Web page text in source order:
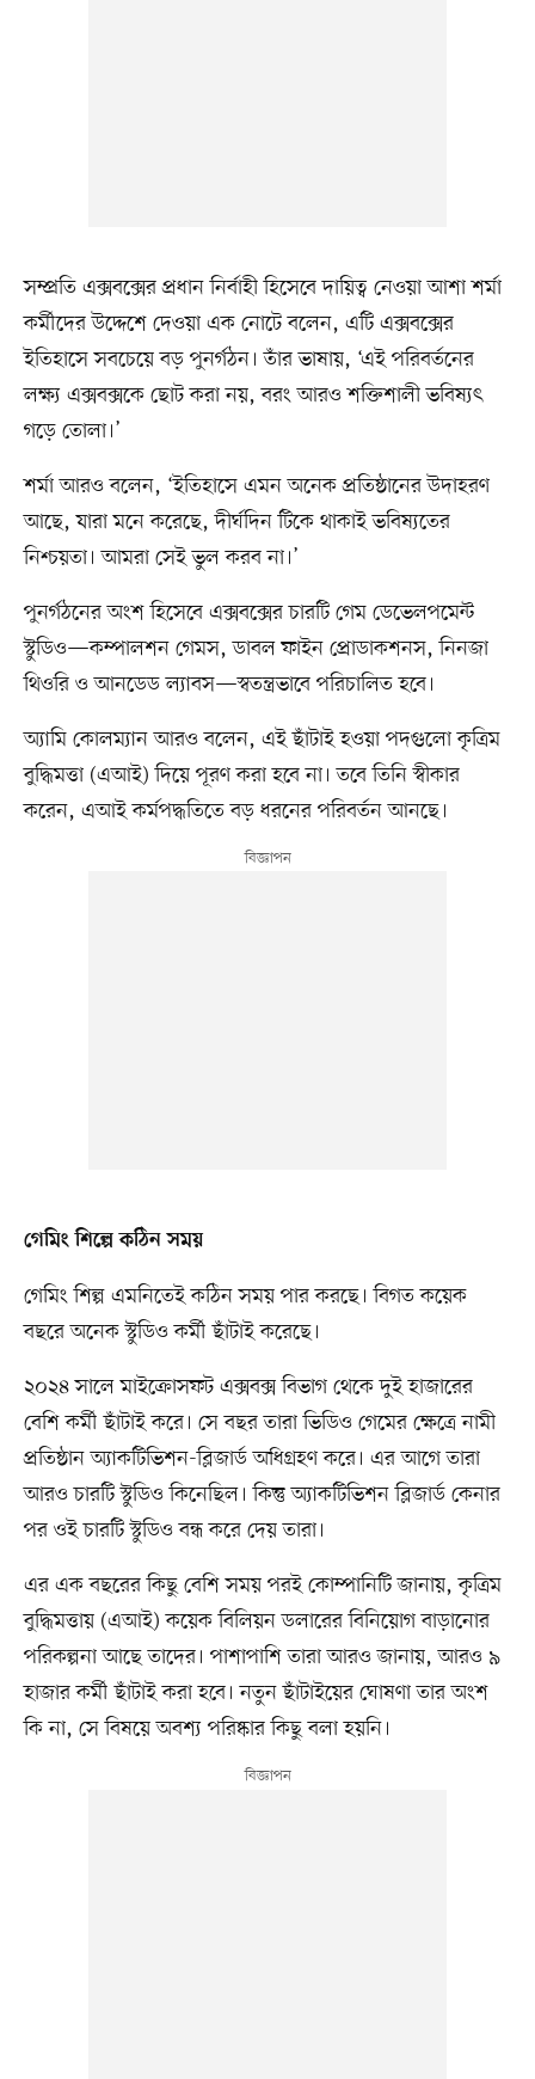
সম্প্রতি এক্সবক্সের প্রধান নির্বাহী হিসেবে দায়িত্ব নেওয়া আশা শর্মা
কর্মীদের উদ্দেশে দেওয়া এক নোটে বলেন, এটি এক্সবক্সের
ইতিহাসে সবচেয়ে বড় পুনর্গঠন। তাঁর ভাষায়, ‘এই পরিবর্তনের
লক্ষ্য এক্সবক্সকে ছোট করা নয়, বরং আরও শক্তিশালী ভবিষ্যৎ
গড়ে তোলা।’
শর্মা আরও বলেন, ‘ইতিহাসে এমন অনেক প্রতিষ্ঠানের উদাহরণ
আছে, যারা মনে করেছে, দীর্ঘদিন টিকে থাকাই ভবিষ্যতের
নিশ্চয়তা। আমরা সেই ভুল করব না।’
পুনর্গঠনের অংশ হিসেবে এক্সবক্সের চারটি গেম ডেভেলপমেন্ট
স্টুডিও—কম্পালশন গেমস, ডাবল ফাইন প্রোডাকশনস, নিনজা
থিওরি ও আনডেড ল্যাবস—স্বতন্ত্রভাবে পরিচালিত হবে।
অ্যামি কোলম্যান আরও বলেন, এই ছাঁটাই হওয়া পদগুলো কৃত্রিম
বুদ্ধিমত্তা (এআই) দিয়ে পূরণ করা হবে না। তবে তিনি স্বীকার
করেন, এআই কর্মপদ্ধতিতে বড় ধরনের পরিবর্তন আনছে।
গেমিং শিল্পে কঠিন সময়
গেমিং শিল্প এমনিতেই কঠিন সময় পার করছে। বিগত কয়েক
বছরে অনেক স্টুডিও কর্মী ছাঁটাই করেছে।
২০২৪ সালে মাইক্রোসফট এক্সবক্স বিভাগ থেকে দুই হাজারের
বেশি কর্মী ছাঁটাই করে। সে বছর তারা ভিডিও গেমের ক্ষেত্রে নামী
প্রতিষ্ঠান অ্যাকটিভিশন-ব্লিজার্ড অধিগ্রহণ করে। এর আগে তারা
আরও চারটি স্টুডিও কিনেছিল। কিন্তু অ্যাকটিভিশন ব্লিজার্ড কেনার
পর ওই চারটি স্টুডিও বন্ধ করে দেয় তারা।
এর এক বছরের কিছু বেশি সময় পরই কোম্পানিটি জানায়, কৃত্রিম
বুদ্ধিমত্তায় (এআই) কয়েক বিলিয়ন ডলারের বিনিয়োগ বাড়ানোর
পরিকল্পনা আছে তাদের। পাশাপাশি তারা আরও জানায়, আরও ৯
হাজার কর্মী ছাঁটাই করা হবে। নতুন ছাঁটাইয়ের ঘোষণা তার অংশ
কি না, সে বিষয়ে অবশ্য পরিষ্কার কিছু বলা হয়নি।